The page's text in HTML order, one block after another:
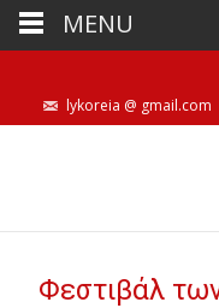
lykoreia @ gmail.com
Φεστιβάλ
MENU